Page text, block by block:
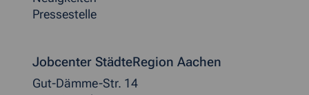
Pressestelle
Jobcenter StädteRegion Aachen
Gut-Dämme-Str. 14